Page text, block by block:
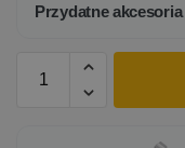
Przydatne akcesoria